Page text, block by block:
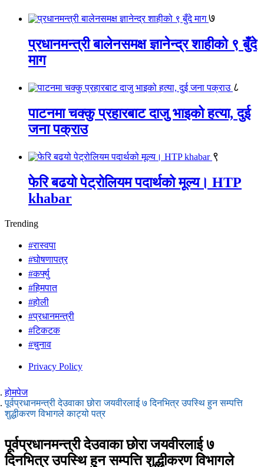
७
प्रधानमन्त्री बालेनसमक्ष ज्ञानेन्द्र शाहीको ९ बुँदे
माग
८
पाटनमा चक्कु प्रहारबाट दाजु भाइको हत्या, दुई
जना पक्राउ
९
फेरि बढयो पेट्रोलियम पदार्थको मूल्य। HTP
khabar
Trending
#रास्वपा
#घोषणापत्र
#कर्फ्यु
#हिमपात
#होली
#प्रधानमन्त्री
#टिकटक
#चुनाव
Privacy Policy
होमपेज
पूर्वप्रधानमन्त्री देउवाका छोरा जयवीरलाई ७ दिनभित्र उपस्थि हुन सम्पत्ति
शुद्धीकरण विभागले काट्यो पत्र
पूर्वप्रधानमन्त्री देउवाका छोरा जयवीरलाई ७
दिनभित्र उपस्थि हुन सम्पत्ति शुद्धीकरण विभागले